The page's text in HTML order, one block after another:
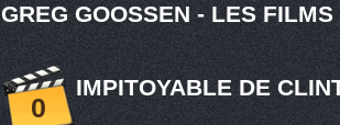
GREG GOOSSEN - LES FILMS
0
IMPITOYABLE DE